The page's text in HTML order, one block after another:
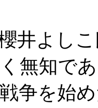
井よし
無知で
争を始